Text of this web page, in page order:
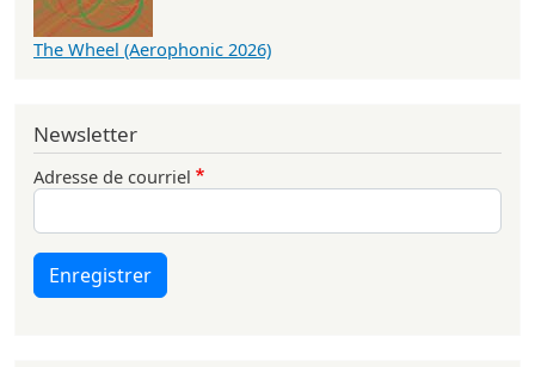
The Wheel (Aerophonic 2026)
Newsletter
Adresse de courriel
Enregistrer